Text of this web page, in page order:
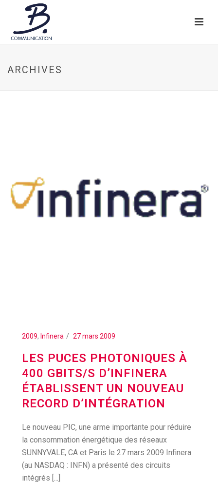
ARCHIVES
2009, Infinera 27 mars 2009
LES PUCES PHOTONIQUES À
400 GBITS/S D’INFINERA
ÉTABLISSENT UN NOUVEAU
RECORD D’INTÉGRATION
Le nouveau PIC, une arme importante pour réduire
la consommation énergétique des réseaux
SUNNYVALE, CA et Paris le 27 mars 2009 Infinera
(au NASDAQ : INFN) a présenté des circuits
intégrés [...]